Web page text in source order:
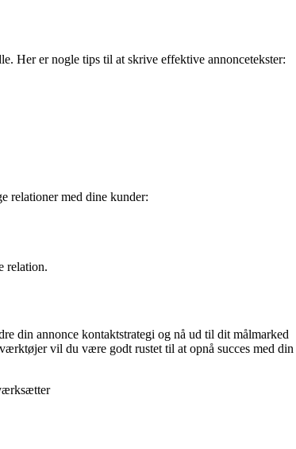
Her er nogle tips til at skrive effektive annoncetekster:
relationer med dine kunder:
relation.
din annonce kontaktstrategi og nå ud til dit målmarked
vil du være godt rustet til at opnå succes med din